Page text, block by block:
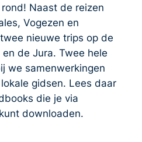
Naast de reizen
Vogezen en
nieuwe trips op de
de Jura. Twee hele
we samenwerkingen
gidsen. Lees daar
die je via
downloaden.